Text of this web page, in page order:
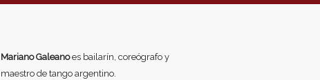
Mariano Galeanoes bailarín, coreógrafo y
maestro de tango argentino.